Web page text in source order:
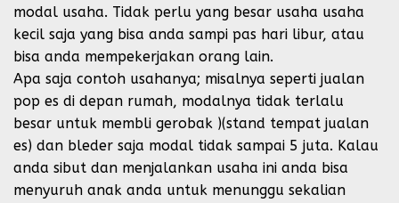
modal usaha. Tidak perlu yang besar usaha usaha
kecil saja yang bisa anda sampi pas hari libur, atau
bisa anda mempekerjakan orang lain.
Apa saja contoh usahanya; misalnya seperti jualan
pop es di depan rumah, modalnya tidak terlalu
besar untuk membli gerobak )(stand tempat jualan
es) dan bleder saja modal tidak sampai 5 juta. Kalau
anda sibut dan menjalankan usaha ini anda bisa
menyuruh anak anda untuk menunggu sekalian